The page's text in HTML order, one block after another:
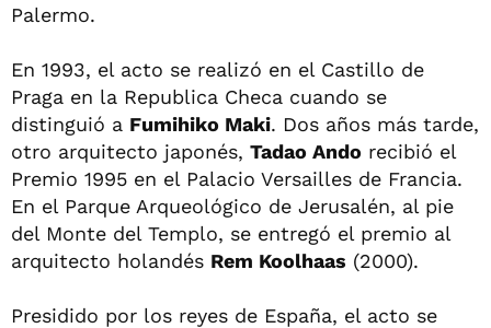
Palermo.
En 1993, el acto se realizó en el Castillo de
Praga en la Republica Checa cuando se
distinguió a Fumihiko Maki. Dos años más tarde,
otro arquitecto japonés, Tadao Ando recibió el
Premio 1995 en el Palacio Versailles de Francia.
En el Parque Arqueológico de Jerusalén, al pie
del Monte del Templo, se entregó el premio al
arquitecto holandés Rem Koolhaas (2000).
Presidido por los reyes de España, el acto se